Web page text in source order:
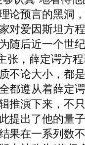
论预言的黑洞
对爱因斯坦方
随后近一个世
张，薛定谔方
不论大小，都
都遵从着薛定
推演下来，不
提出了他的量
果在一系列数